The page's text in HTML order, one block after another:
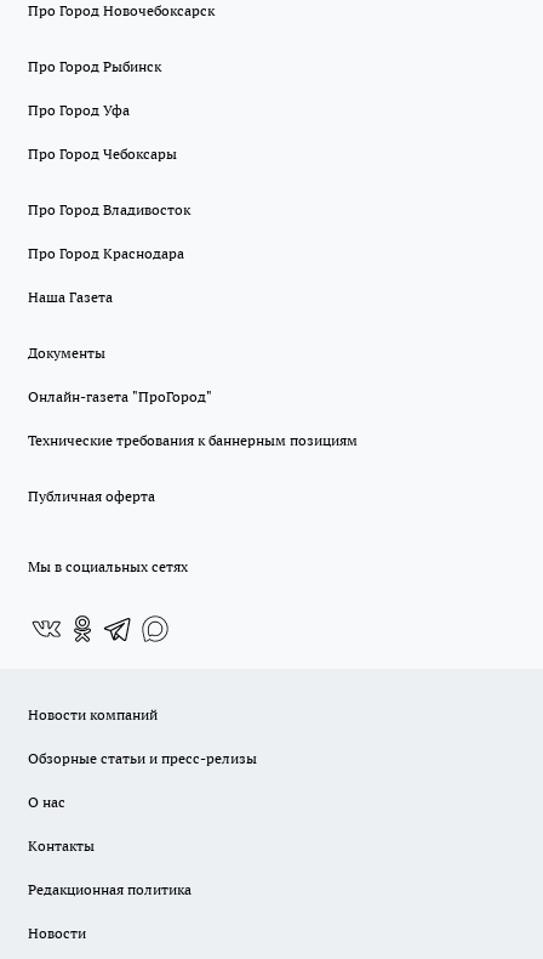
Про Город Новочебоксарск
Про Город Рыбинск
Про Город Уфа
Про Город Чебоксары
Про Город Владивосток
Про Город Краснодара
Наша Газета
Документы
Онлайн-газета "ПроГород"
Технические требования к баннерным позициям
Публичная оферта
Мы в социальных сетях
Новости компаний
Обзорные статьи и пресс-релизы
О нас
Контакты
Редакционная политика
Новости